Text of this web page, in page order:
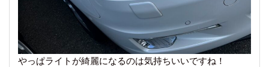
やっぱライトが綺麗になるのは気持ちいいですね！